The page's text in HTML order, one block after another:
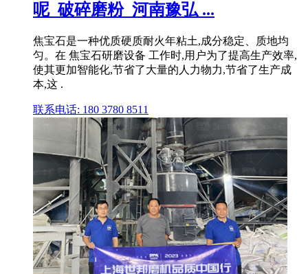
呢_破碎磨粉_河南豫弘 ...
焦宝石是一种优质硬质耐火年粘土,成分稳定、质地均
匀。在 焦宝石研磨设备 工作时,用户为了提高生产效率,
使其更加智能化,节省了大量的人力物力,节省了生产成
本,这 .
联系电话: 180 3780 8511